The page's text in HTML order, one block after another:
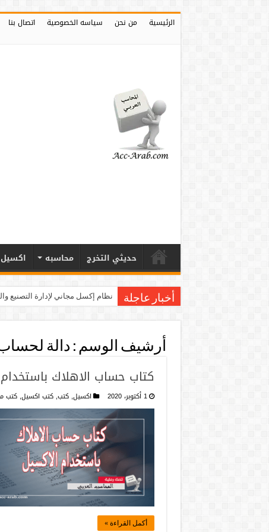
الرئيسية من نحن سياسه الخصوصية اتصال بنا
حديثي التخرج محاسبه اكسيل
أخبار عاجلة نظام إكسل مجاني لإدارة التصنيع
أرشيف الوسم : دالة
كتاب حساب الاهلاك باستخدام
1 أكتوبر، 2020 اكسيل,كتب,كتب اكسيل,كتب
أكمل القراءة »